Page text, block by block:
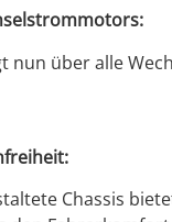
nun über alle
Chas­sis